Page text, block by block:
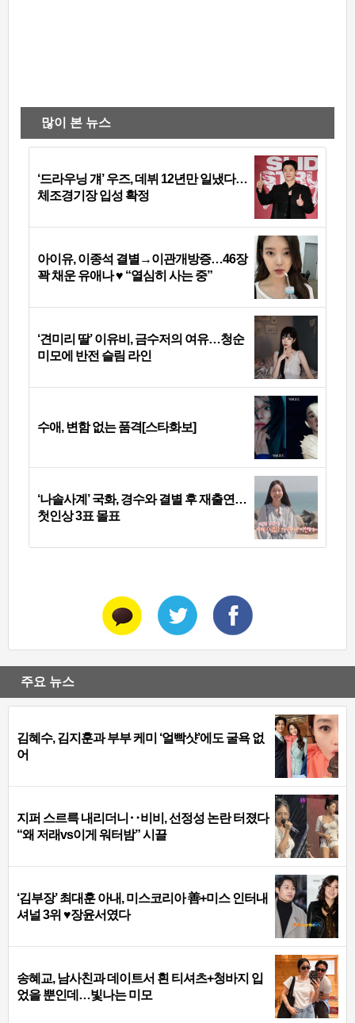
많이 본 뉴스
‘드라우닝 걔’ 우즈, 데뷔 12년만 일냈다…
체조경기장 입성 확정
아이유, 이종석 결별→이관개방증…46장
꽉 채운 유애나 ♥ “열심히 사는 중”
‘견미리 딸’ 이유비, 금수저의 여유…청순
미모에 반전 슬림 라인
수애, 변함 없는 품격[스타화보]
‘나솔사계’ 국화, 경수와 결별 후 재출연…
첫인상 3표 몰표
주요 뉴스
김혜수, 김지훈과 부부 케미 ‘얼빡샷’에도 굴욕 없
어
지퍼 스르륵 내리더니‥비비, 선정성 논란 터졌다
“왜 저래vs이게 워터밤” 시끌
‘김부장’ 최대훈 아내, 미스코리아 善+미스 인터내
셔널 3위 ♥장윤서였다
송혜교, 남사친과 데이트서 흰 티셔츠+청바지 입
었을 뿐인데…빛나는 미모